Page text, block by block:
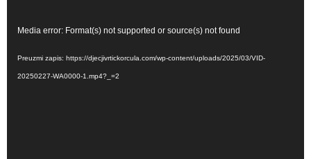
Reproduktor
Media error: Format(s) not supported or source(s) not found
Preuzmi zapis: https://djecjivrtickorcula.com/wp-content/uploads/2025/03/VID-
20250227-WA0000-1.mp4?_=2